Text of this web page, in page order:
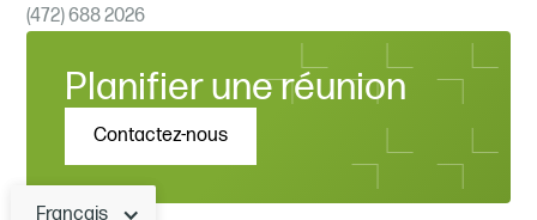
(472) 688 2026
Planifier une réunion
Contactez-nous
Français